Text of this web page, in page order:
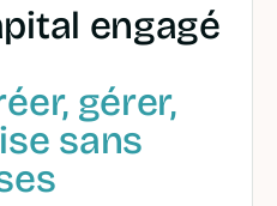
engagé
gérer,
sans